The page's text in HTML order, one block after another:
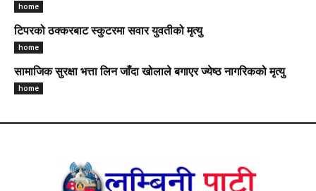
home
टिपरको ठक्करबाट स्कुटरमा सवार युवतीको मृत्यु
home
सामाजिक सुरक्षा भत्ता लिन जाँदा खोलाले बगाएर ज्येष्ठ नागरिकको मृत्यु
home